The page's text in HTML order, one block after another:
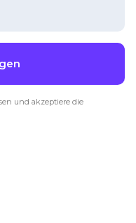
und akzeptiere die